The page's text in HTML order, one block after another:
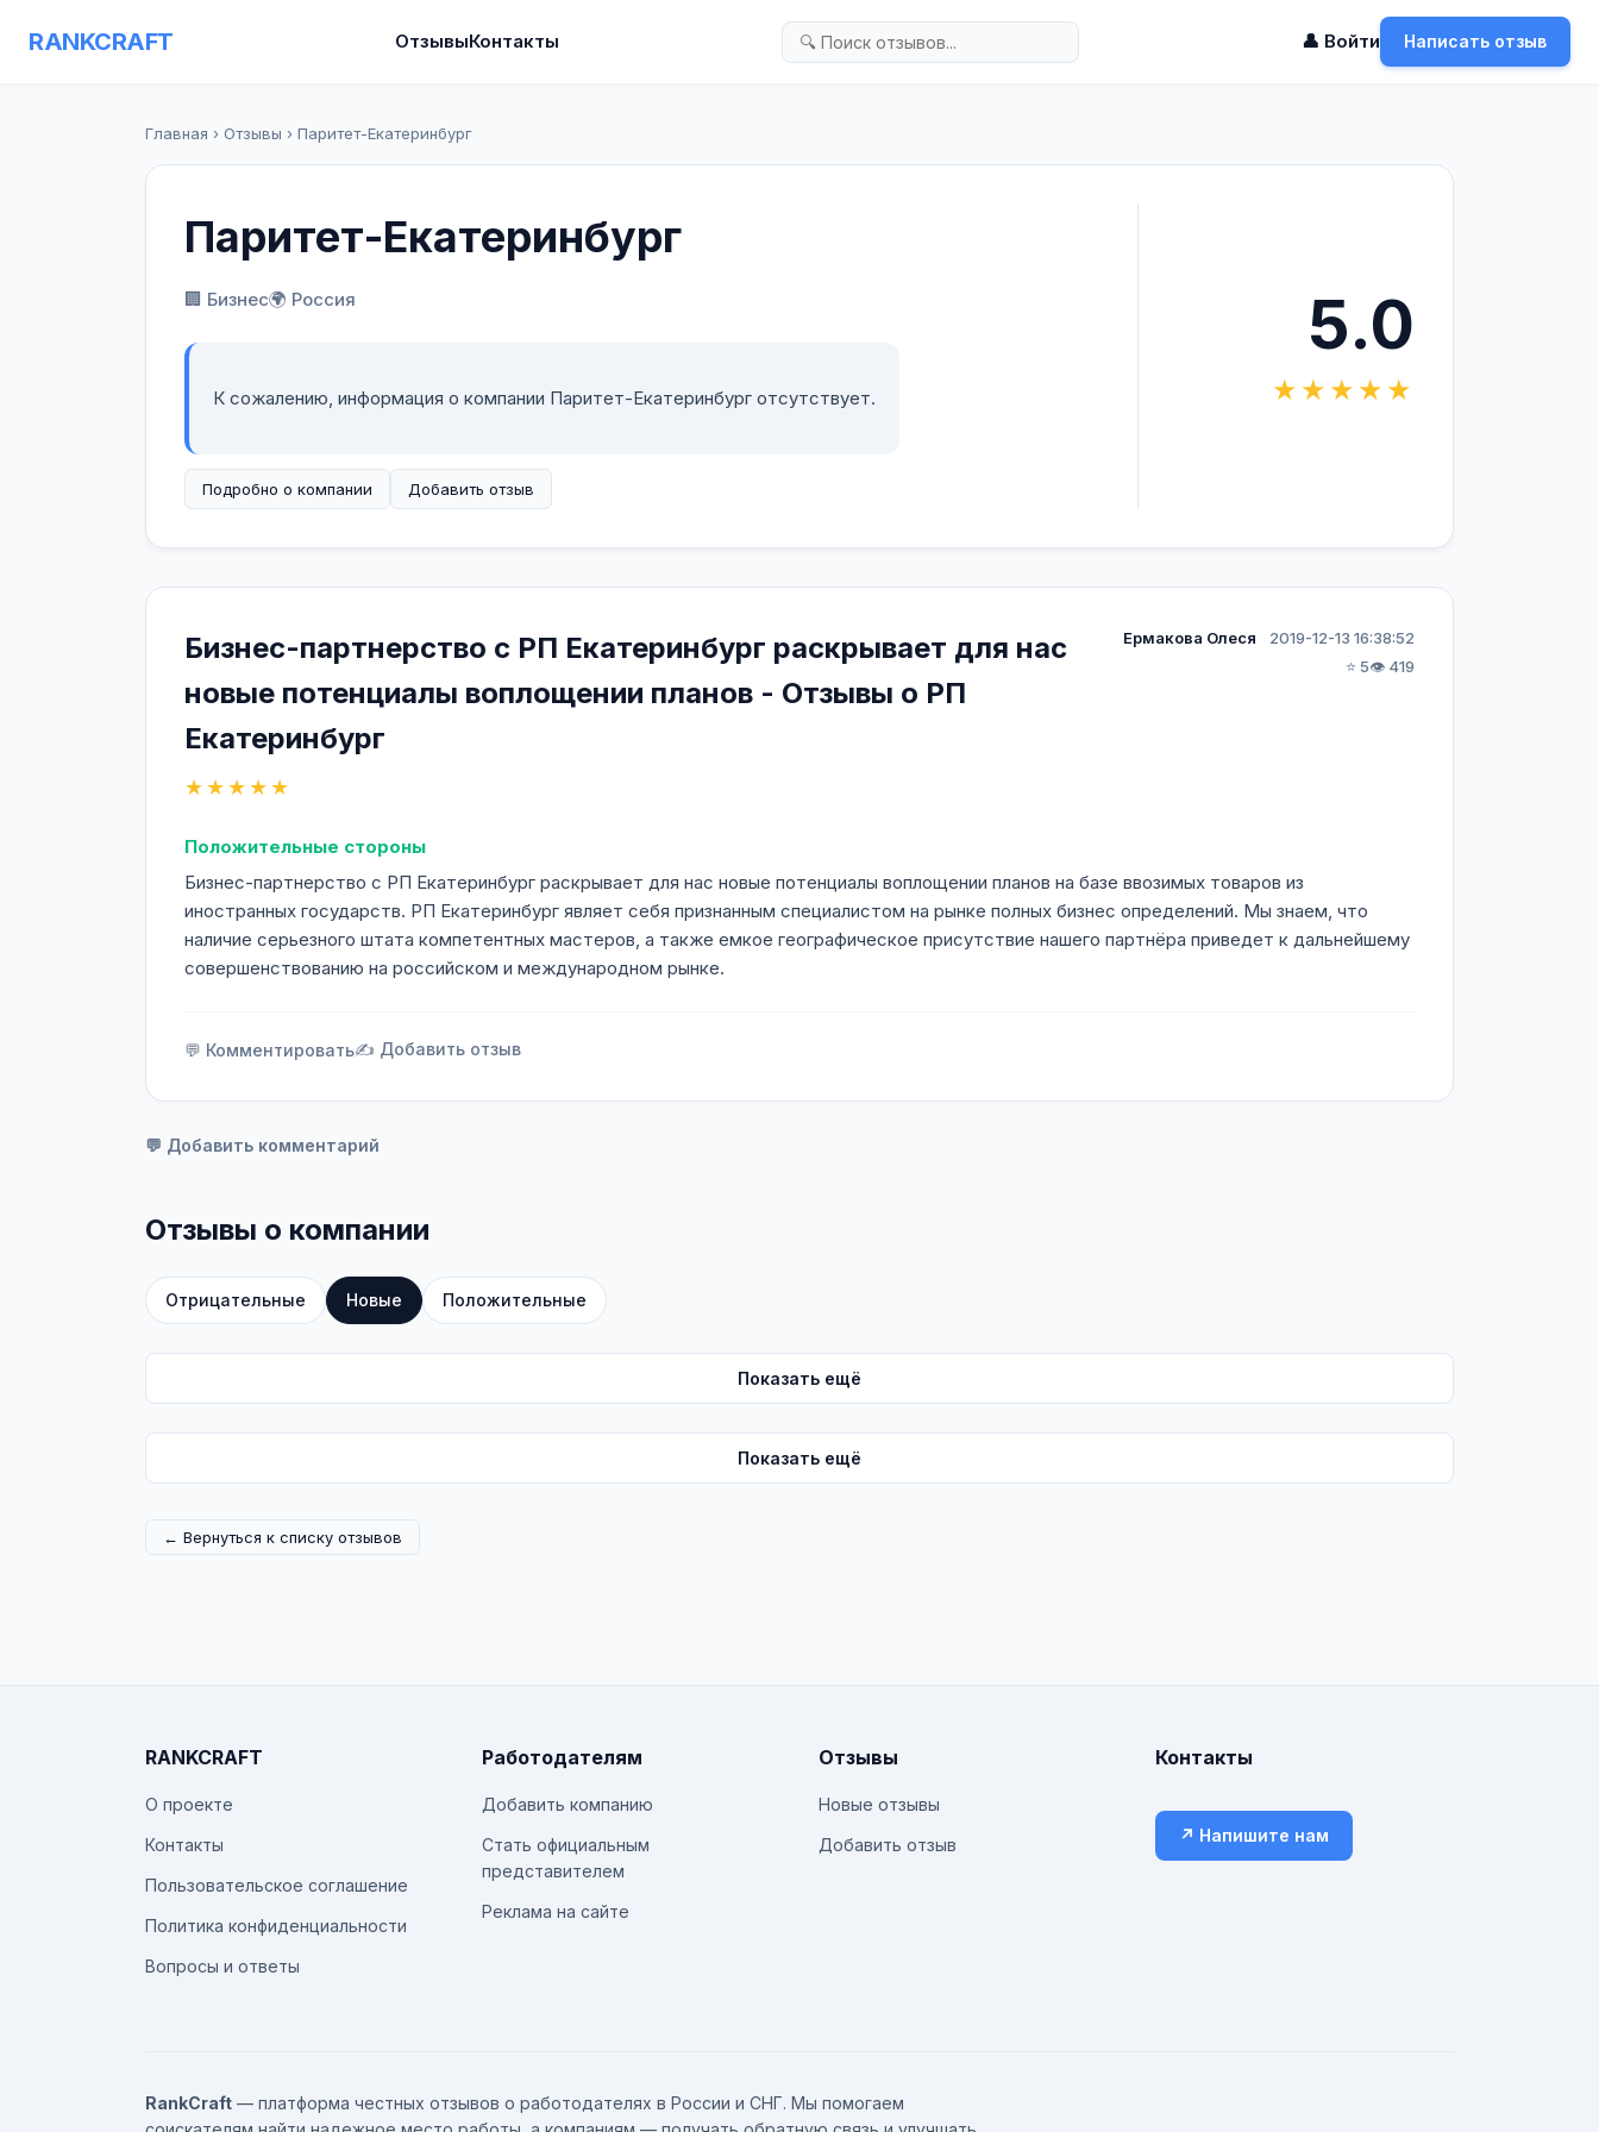
RANKCRAFT ОтзывыКонтакты 👤 Войти Написать отзыв
Главная › Отзывы › Паритет-Екатеринбург
Паритет-Екатеринбург
🏢 Бизнес🌍 Россия
К сожалению, информация о компании Паритет-Екатеринбург отсутствует.
Подробно о компании Добавить отзыв
5.0
★★★★★
Бизнес-партнерство с РП Екатеринбург раскрывает для нас
новые потенциалы воплощении планов - Отзывы о РП
Екатеринбург
★★★★★
Ермакова Олеся
2019-12-13 16:38:52
⭐ 5👁️ 419
Положительные стороны
Бизнес-партнерство с РП Екатеринбург раскрывает для нас новые потенциалы воплощении планов на базе ввозимых товаров из
иностранных государств. РП Екатеринбург являет себя признанным специалистом на рынке полных бизнес определений. Мы знаем, что
наличие серьезного штата компетентных мастеров, а также емкое географическое присутствие нашего партнёра приведет к дальнейшему
совершенствованию на российском и международном рынке.
💬 Комментировать✍️ Добавить отзыв
💬 Добавить комментарий
Отзывы о компании
Отрицательные Новые Положительные
Показать ещё
Показать ещё
← Вернуться к списку отзывов
RANKCRAFT
О проекте
Контакты
Пользовательское соглашение
Политика конфиденциальности
Вопросы и ответы
Работодателям
Добавить компанию
Стать официальным
представителем
Реклама на сайте
Отзывы
Новые отзывы
Добавить отзыв
Контакты
↗ Напишите нам
RankCraft — платформа честных отзывов о работодателях в России и СНГ. Мы помогаем